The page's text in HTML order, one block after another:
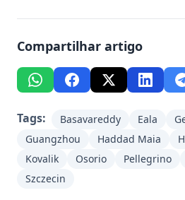
Compartilhar artigo
Tags: Basavareddy Eala
Guangzhou
Haddad Maia
Kovalik
Osorio Pellegrino
Szczecin